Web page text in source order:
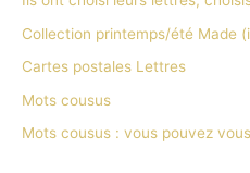
Collection printemps/été Made
Cartes postales Lettres
Mots cousus
Mots cousus : vous pouvez